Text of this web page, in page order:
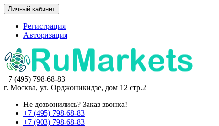
Личный кабинет
Регистрация
Авторизация
+7 (495) 798-68-83
г. Москва, ул. Орджоникидзе, дом 12 стр.2
Не дозвонились? Заказ звонка!
+7 (495) 798-68-83
+7 (903) 798-68-83